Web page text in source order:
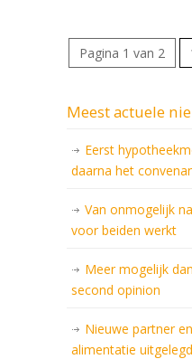
Pagina 1 van 2
Meest actuele
Eerst
daarna het
Van onmogelijk
voor beiden werkt
Meer mogelijk
second opinion
Nieuwe partner
alimentatie uitgelegd